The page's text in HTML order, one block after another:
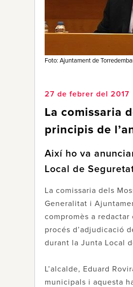
Foto: Ajuntament de
27 de febrer del 2017
La comissaria
principis de
Així ho va
Local de
La comissaria dels
Generalitat i
compromès a
procés d’adjudicació
durant la Junta Local
L’alcalde, Eduard
municipals i aquesta